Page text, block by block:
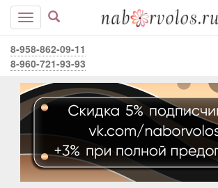
8-958-862-09-11
8-960-721-93-93